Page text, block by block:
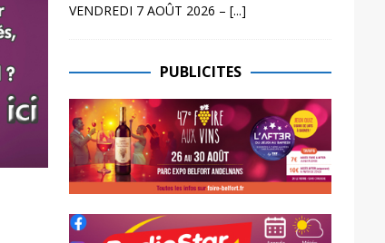
VENDREDI 7 AOÛT 2026 – [...]
PUBLICITES